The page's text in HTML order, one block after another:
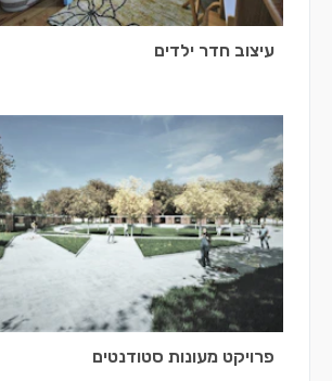
עיצוב חדר ילדים
פרויקט מעונות סטודנטים